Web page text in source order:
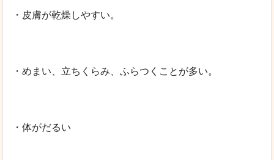
・皮膚が乾燥しやすい。
・めまい、立ちくらみ、ふらつくことが多い。
・体がだるい